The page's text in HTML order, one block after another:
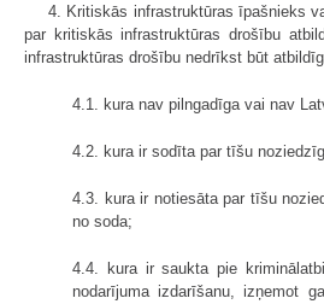
4. Kritiskās infrastruktūras īpašnieks
par kritiskās infrastruktūras drošību
infrastruktūras drošību nedrīkst būt
4.1. kura nav pilngadīga vai nav
4.2. kura ir sodīta par tīšu
4.3. kura ir notiesāta par tīšu
no soda;
4.4. kura ir saukta pie
nodarījuma izdarīšanu, izņemot